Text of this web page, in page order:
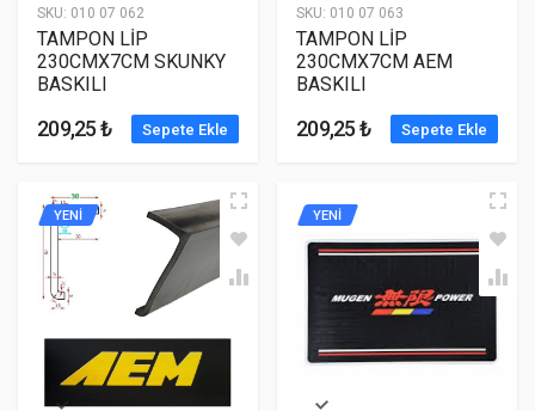
SKU: 010 07 062
TAMPON LİP
230CMX7CM SKUNKY
BASKILI
209,25 ₺ Sepete Ekle
SKU: 010 07 063
TAMPON LİP
230CMX7CM AEM
BASKILI
209,25 ₺ Sepete Ekle
YENİ YENİ